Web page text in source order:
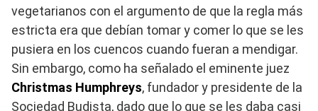
vegetarianos con el argumento de que la regla más
estricta era que debían tomar y comer lo que se les
pusiera en los cuencos cuando fueran a mendigar.
Sin embargo, como ha señalado el eminente juez
Christmas Humphreys, fundador y presidente de la
Sociedad Budista, dado que lo que se les daba casi